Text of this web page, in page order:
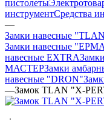
пистолеты
инструментСредства
—
Замки навесные
Замки навесные
навесные EXTRA
МАСТЕРЗамки
навесные "DRON"
—Замок TLAN "X-